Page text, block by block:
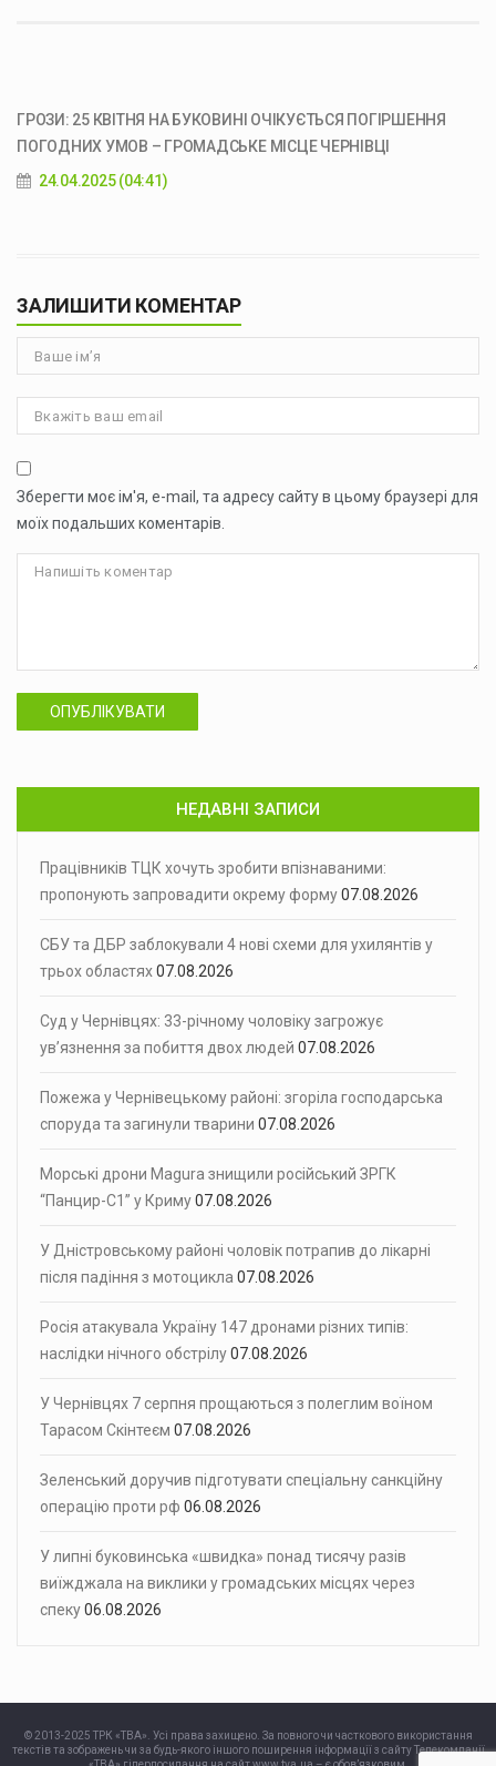
ГРОЗИ: 25 КВІТНЯ НА БУКОВИНІ ОЧІКУЄТЬСЯ ПОГІРШЕННЯ
ПОГОДНИХ УМОВ – ГРОМАДСЬКЕ МІСЦЕ ЧЕРНІВЦІ
24.04.2025 (04:41)
ЗАЛИШИТИ КОМЕНТАР
Зберегти моє ім'я, e-mail, та адресу сайту в цьому браузері для
моїх подальших коментарів.
ОПУБЛІКУВАТИ
НЕДАВНІ ЗАПИСИ
Працівників ТЦК хочуть зробити впізнаваними:
пропонують запровадити окрему форму07.08.2026
СБУ та ДБР заблокували 4 нові схеми для ухилянтів у
трьох областях07.08.2026
Суд у Чернівцях: 33-річному чоловіку загрожує
ув’язнення за побиття двох людей 07.08.2026
Пожежа у Чернівецькому районі: згоріла господарська
споруда та загинули тварини 07.08.2026
Морські дрони Magura знищили російський ЗРГК
“Панцир-С1” у Криму07.08.2026
У Дністровському районі чоловік потрапив до лікарні
після падіння з мотоцикла 07.08.2026
Росія атакувала Україну 147 дронами різних типів:
наслідки нічного обстрілу07.08.2026
У Чернівцях 7 серпня прощаються з полеглим воїном
Тарасом Скінтеєм 07.08.2026
Зеленський доручив підготувати спеціальну санкційну
операцію проти рф 06.08.2026
У липні буковинська «швидка» понад тисячу разів
виїжджала на виклики у громадських місцях через
спеку06.08.2026
© 2013-2025 ТРК «ТВА». Усі права захищено. За повного чи часткового використання
текстів та зображень чи за будь-якого іншого поширення інформації з сайту Телекомпанії